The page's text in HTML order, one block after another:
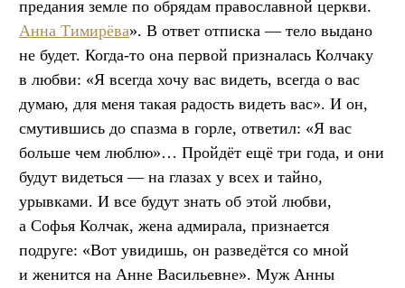
предания земле по обрядам православной церкви.
Анна Тимирёва». В ответ отписка — тело выдано
не будет. Когда-то она первой призналась Колчаку
в любви: «Я всегда хочу вас видеть, всегда о вас
думаю, для меня такая радость видеть вас». И он,
смутившись до спазма в горле, ответил: «Я вас
больше чем люблю»… Пройдёт ещё три года, и они
будут видеться — на глазах у всех и тайно,
урывками. И все будут знать об этой любви,
а Софья Колчак, жена адмирала, признается
подруге: «Вот увидишь, он разведётся со мной
и женится на Анне Васильевне». Муж Анны